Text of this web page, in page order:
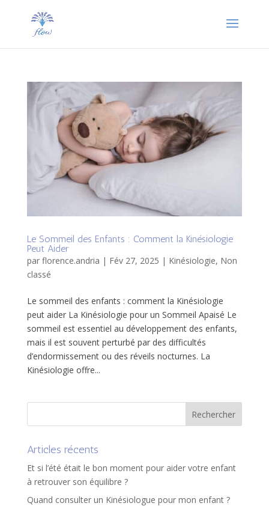
Le Sommeil des Enfants : Comment la Kinésiologie
Peut Aider
par florence.andria | Fév 27, 2025 | Kinésiologie, Non
classé
Le sommeil des enfants : comment la Kinésiologie
peut aider La Kinésiologie pour un Sommeil Apaisé Le
sommeil est essentiel au développement des enfants,
mais il est souvent perturbé par des difficultés
d’endormissement ou des réveils nocturnes. La
Kinésiologie offre...
Articles récents
Et si l’été était le bon moment pour aider votre enfant
à retrouver son équilibre ?
Quand consulter un Kinésiologue pour mon enfant ?